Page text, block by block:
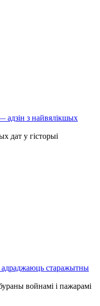
адзін з найвялікшых
дат у гісторыі
адраджаюць старажытны
войнамі і пажарамі